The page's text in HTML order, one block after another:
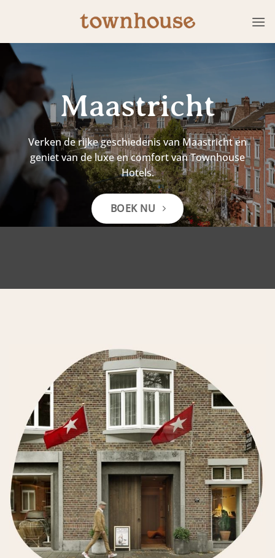
Maastricht
Verken de rijke geschiedenis van Maastricht en
geniet van de luxe en comfort van Townhouse
Hotels.
BOEK NU